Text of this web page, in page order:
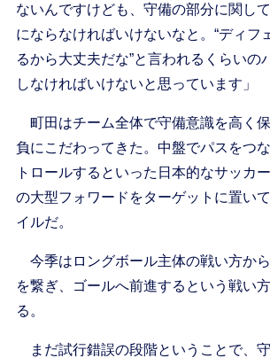
ないんですけども、守備の部分に関し
にならなければいけないなと。“ディフ
るから大丈夫だな”と言われるくらいの
しなければいけないと思っています」
町田はチーム全体で守備意識を高く
負にこだわってきた。中盤でパスをつ
トロールするといった日本的なサッカ
の大型フォワードをターゲットに置い
イルだ。
今季はロングボール主体の戦い方か
を繋ぎ、ゴールへ前進するという戦い
る。
まだ試行錯誤の段階ということで、